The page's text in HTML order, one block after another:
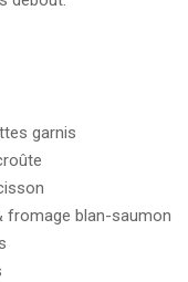
garnis
fromage blan-saumon